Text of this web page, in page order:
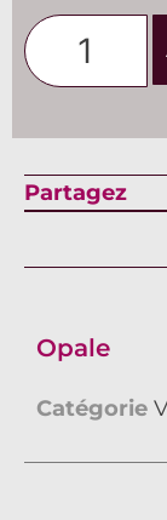
Partagez
Opale
Catégorie